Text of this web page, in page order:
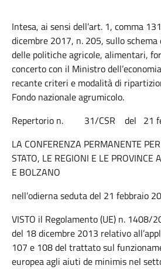
Intesa, ai sensi dell’art. 1, comma
dicembre 2017, n. 205, sullo
delle politiche agricole, alimentari,
concerto con il Ministro
recante criteri e modalità di
Fondo nazionale agrumicolo.
Repertorio n. 31/CSR del
LA CONFERENZA PERMANENTE
STATO, LE REGIONI E LE PROVINCE
E BOLZANO
nell’odierna seduta del 21 febbraio
VISTO il Regolamento (UE) n. 1408/
del 18 dicembre 2013 relativo
107 e 108 del trattato sul
europea agli aiuti de minimis nel